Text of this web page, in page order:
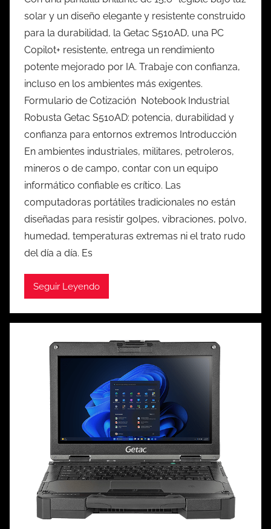
solar y un diseño elegante y resistente construido
para la durabilidad, la Getac S510AD, una PC
Copilot+ resistente, entrega un rendimiento
potente mejorado por IA. Trabaje con confianza,
incluso en los ambientes más exigentes.
Formulario de Cotización Notebook Industrial
Robusta Getac S510AD: potencia, durabilidad y
confianza para entornos extremos Introducción
En ambientes industriales, militares, petroleros,
mineros o de campo, contar con un equipo
informático confiable es crítico. Las
computadoras portátiles tradicionales no están
diseñadas para resistir golpes, vibraciones, polvo,
humedad, temperaturas extremas ni el trato rudo
del día a día. Es
Seguir Leyendo